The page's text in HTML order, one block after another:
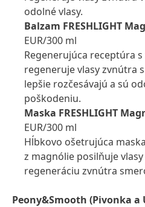
odolné vlasy.
Balzam FRESHLIGHT
EUR/300 ml
Regenerujúca receptúra
regeneruje vlasy zvnútra
lepšie rozčesávajú a sú
poškodeniu.
Maska FRESHLIGHT
EUR/300 ml
Hĺbkovo ošetrujúca
z magnólie posilňuje
regeneráciu zvnútra
Peony&Smooth (Pivonka a